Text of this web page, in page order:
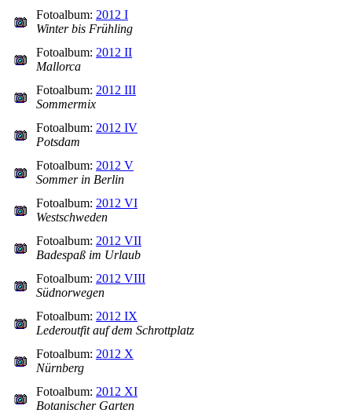
Fotoalbum: 2012 I
Winter bis Frühling
Fotoalbum: 2012 II
Mallorca
Fotoalbum: 2012 III
Sommermix
Fotoalbum: 2012 IV
Potsdam
Fotoalbum: 2012 V
Sommer in Berlin
Fotoalbum: 2012 VI
Westschweden
Fotoalbum: 2012 VII
Badespaß im Urlaub
Fotoalbum: 2012 VIII
Südnorwegen
Fotoalbum: 2012 IX
Lederoutfit auf dem Schrottplatz
Fotoalbum: 2012 X
Nürnberg
Fotoalbum: 2012 XI
Botanischer Garten